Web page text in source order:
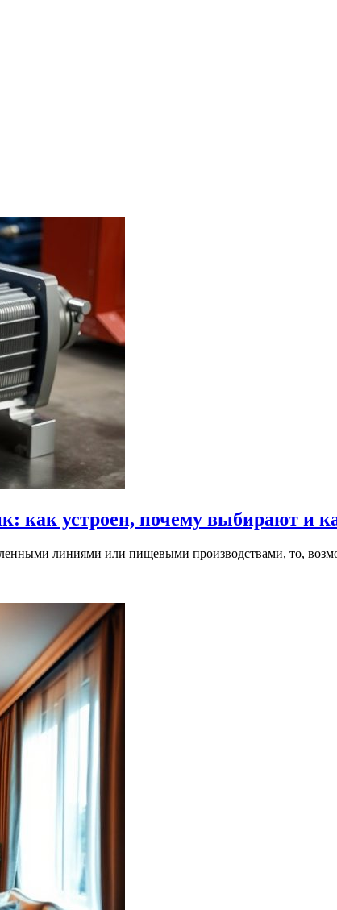
как устроен, почему выбирают и
линиями или пищевыми производствами, то,